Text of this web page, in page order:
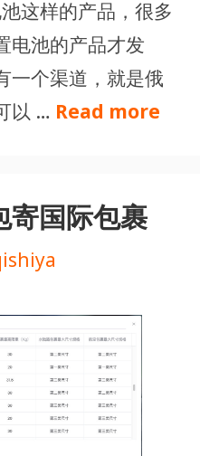
这样的产品，很多
电池的产品才发
一个渠道，就是俄
以 … Read more
寄国际包裹